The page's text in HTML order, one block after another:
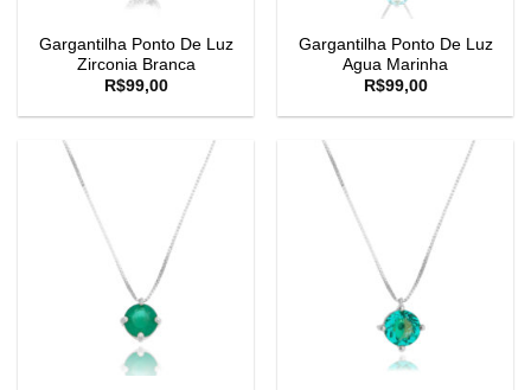
Gargantilha Ponto De Luz
Zirconia Branca
R$99,00
Gargantilha Ponto De Luz
Agua Marinha
R$99,00